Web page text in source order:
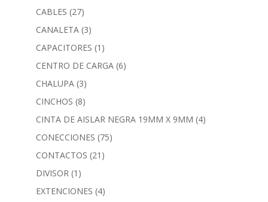
CABLES (27)
CANALETA (3)
CAPACITORES (1)
CENTRO DE CARGA (6)
CHALUPA (3)
CINCHOS (8)
CINTA DE AISLAR NEGRA 19MM X 9MM (4)
CONECCIONES (75)
CONTACTOS (21)
DIVISOR (1)
EXTENCIONES (4)